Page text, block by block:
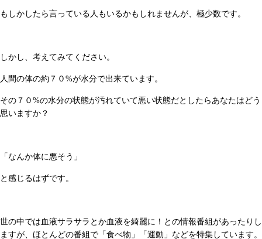
もしかしたら言っている人もいるかもしれませんが、極少数です。
しかし、考えてみてください。
人間の体の約７０%が水分で出来ています。
その７０%の水分の状態が汚れていて悪い状態だとしたらあなたはどう
思いますか？
「なんか体に悪そう」
と感じるはずです。
世の中では血液サラサラとか血液を綺麗に！との情報番組があったりし
ますが、ほとんどの番組で「食べ物」「運動」などを特集しています。